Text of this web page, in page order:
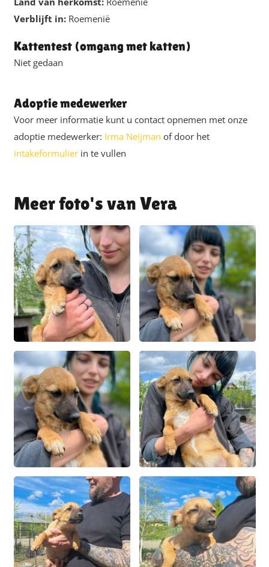
Verblijft in: Roemenië
Kattentest (omgang met katten)
Niet gedaan
Adoptie medewerker
Voor meer informatie kunt u contact opnemen met onze
adoptie medewerker: Irma Neijman of door het
intakeformulierin te vullen
Vera